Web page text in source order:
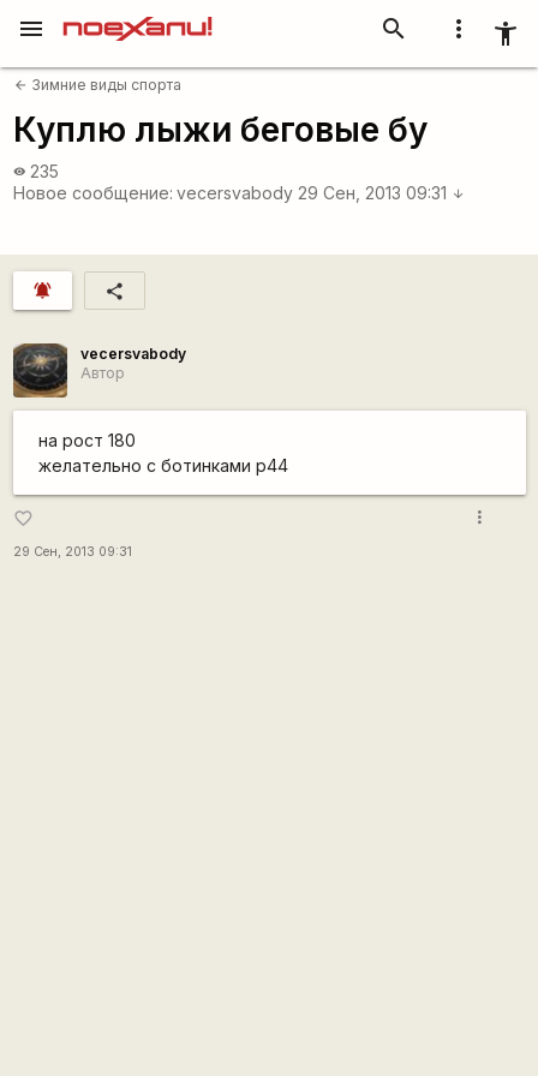
more_vert accessibility_new
search
menu
arrow_back Зимние виды спорта
Куплю лыжи беговые бу
visibility 235
Новое сообщение: vecersvabody 29 Сен, 2013 09:31 arrow_downward
notifications_active share
vecersvabody
Автор
на рост 180
желательно с ботинками р44
favorite_border
29 Сен, 2013 09:31
more_vert